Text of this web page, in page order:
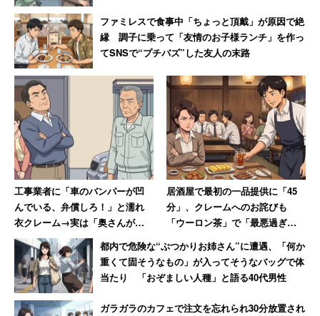
ファミレスで食事中「ちょっと頂戴」が原因で絶
縁 調子に乗って「友情のお子様ランチ」を作っ
てSNSで“プチバズ”した友人の末路
工事業者に「車のバンパーが凹
んでいる、弁償しろ！」と濡れ
衣クレーム→実は「奥さんが買
い物に出てぶつけた」、真相判
明も謝罪なし
居酒屋で最初の一品提供に「45
分」、クレームへのお詫びも
「ウーロン茶」で「最悪過ぎて
お店の名前も覚えていません」
と語る女性
都内で危険な“ぶつかりお姉さん”に遭遇、「何か
重くて固そうなもの」が入ってそうなバッグで体
当たり 「おぞましい人種」と語る40代男性
ガラガラのカフェで注文を忘れられ30分放置され